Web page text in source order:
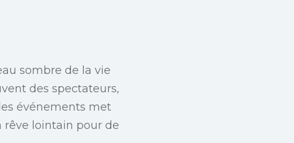
sombre de la vie
des spectateurs,
événements met
rêve lointain pour de